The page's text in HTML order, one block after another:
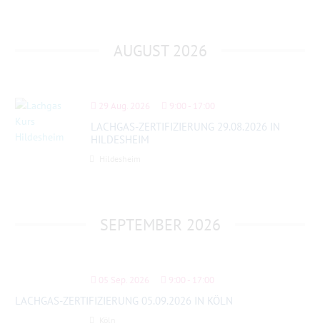
AUGUST 2026
29 Aug. 2026 9:00 - 17:00
LACHGAS-ZERTIFIZIERUNG 29.08.2026 IN
HILDESHEIM
SEPTEMBER 2026
05 Sep. 2026 9:00 - 17:00
LACHGAS-ZERTIFIZIERUNG 05.09.2026 IN KÖLN